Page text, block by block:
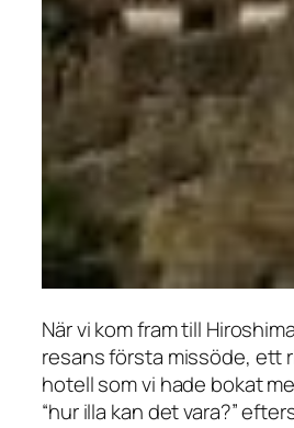
När vi kom fram till
resans första missöde, ett
hotell som vi hade bokat
“hur illa kan det vara?”